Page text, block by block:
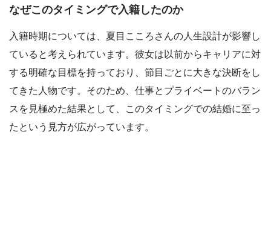
なぜこのタイミングで入籍したのか
入籍時期については、夏目こころさんの人生設計が影響し
ていると考えられています。彼女は以前からキャリアに対
する明確な目標を持っており、節目ごとに大きな決断をし
てきた人物です。そのため、仕事とプライベートのバラン
スを見極めた結果として、このタイミングでの結婚に至っ
たという見方が広がっています。